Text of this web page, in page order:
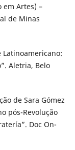
em Artes) –
de Minas
Latinoamericano:
Aletria, Belo
de Sara Gómez
pós-Revolução
Doc On-